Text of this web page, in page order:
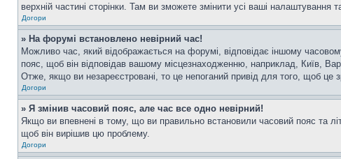
верхній частині сторінки. Там ви зможете змінити усі ваші налаштування
Догори
» На форумі встановлено невірний час!
Можливо час, який відображається на форумі, відповідає іншому
пояс, щоб він відповідав вашому місцезнаходженню, наприклад, Київ,
Отже, якщо ви незареєстровані, то це непоганий привід для того, щоб це
Догори
» Я змінив часовий пояс, але час все одно невірний!
Якщо ви впевнені в тому, що ви правильно встановили часовий пояс та
щоб він вирішив цю проблему.
Догори